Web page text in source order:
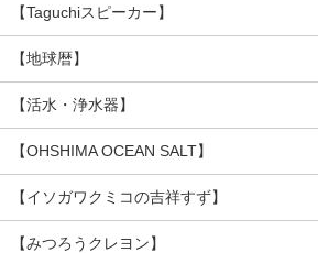
【Taguchiスピーカー】
【地球暦】
【活水・浄水器】
【OHSHIMA OCEAN SALT】
【イソガワクミコの吉祥すず】
【みつろうクレヨン】